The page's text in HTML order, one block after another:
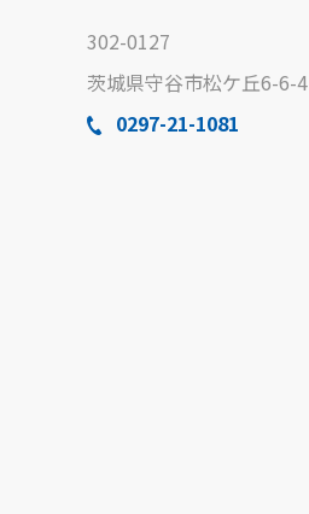
302-0127
茨城県守谷市松ケ丘6-6-4
0297-21-1081